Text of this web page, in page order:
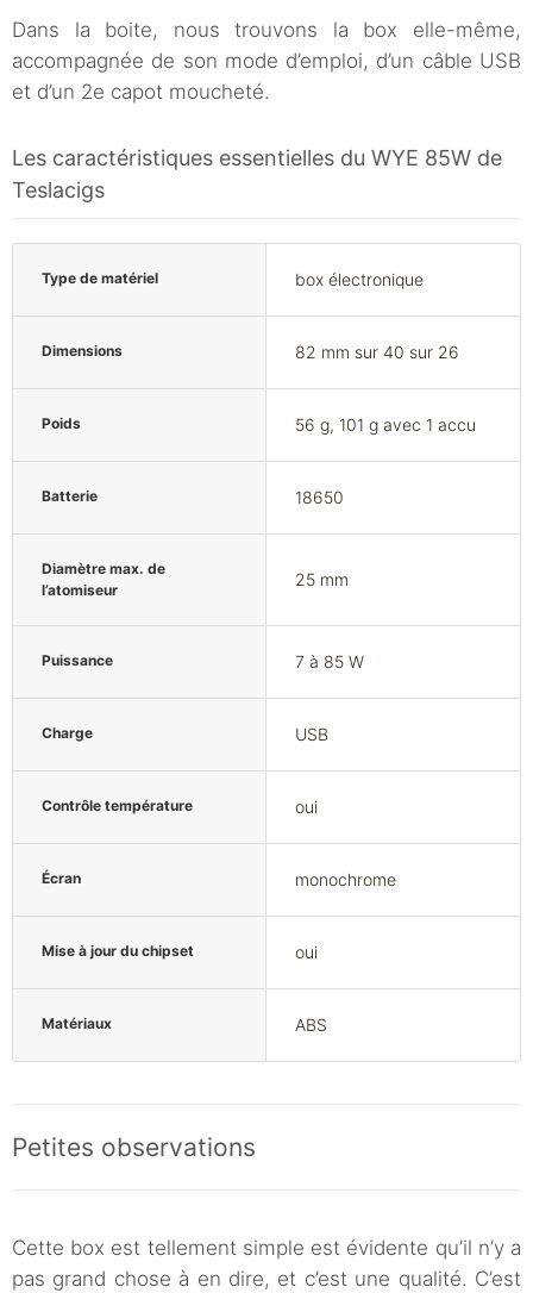
Dans la boite, nous trouvons la box elle-même,
accompagnée de son mode d’emploi, d’un câble USB
et d’un 2e capot moucheté.
Les caractéristiques essentielles du WYE 85W de
Teslacigs
Type de matériel box électronique
Dimensions 82 mm sur 40 sur 26
Poids 56 g, 101 g avec 1 accu
Batterie 18650
Diamètre max. de
l’atomiseur
25 mm
Puissance 7 à 85 W
Charge USB
Contrôle température oui
Écran monochrome
Mise à jour du chipset oui
Matériaux ABS
Petites observations
Cette box est tellement simple est évidente qu’il n’y a
pas grand chose à en dire, et c’est une qualité. C’est